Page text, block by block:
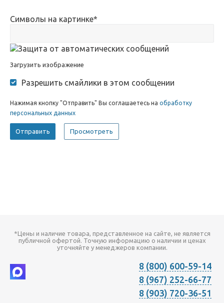
Символы на картинке*
Загрузить изображение
Разрешить смайлики в этом сообщении
Нажимая кнопку "Отправить" Вы соглашаетесь на обработку
персональных данных
*Цены и наличие товара, представленное на сайте, не является
публичной офертой. Точную информацию о наличии и ценах
уточняйте у менеджеров компании.
8 (800) 600-59-14
8 (967) 252-66-77
8 (903) 720-36-51